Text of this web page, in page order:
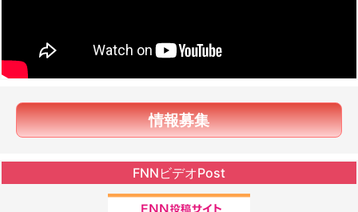
情報募集
FNNビデオPost